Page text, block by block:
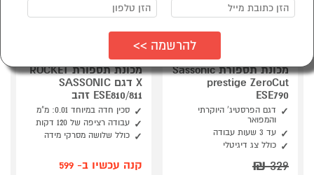
מכונת תספורת Sassonic
prestige ZeroCut
ESE790
דגם הפרסטיג' היוקרתי
והמפואר
עד 3 שעות עבודה
כולל צג דיגיטלי
329
₪
מכונת תספורת ROCKET
X דגם SASSONIC
ESE810/811 זהב
סכין חדה במיוחד 0.01: מ"מ
עבודה רציפה של 120 דקות
כולל שלושה מסרקי מידה
קנה עכשיו ב- 599